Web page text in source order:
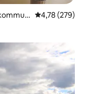
Vlerësimi
4,78 (279)